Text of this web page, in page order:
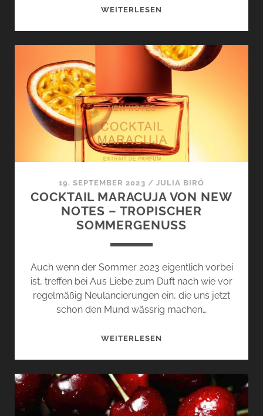
WEITERLESEN
NEW
NOTES
SONNENGELBE
BLÜTENPRACHT
19. SEPTEMBER 2023 / JULIA BIRÓ
COCKTAIL MARACUJA VON NEW
NOTES – TROPISCHER
SOMMERGENUSS
Auch wenn der Sommer 2023 eigentlich vorbei
ist, treffen bei Aus Liebe zum Duft nach wie vor
regelmäßig Neulancierungen ein, die uns jetzt
schon den Mund wässrig machen…
WEITERLESEN
NEW
NOTES
–